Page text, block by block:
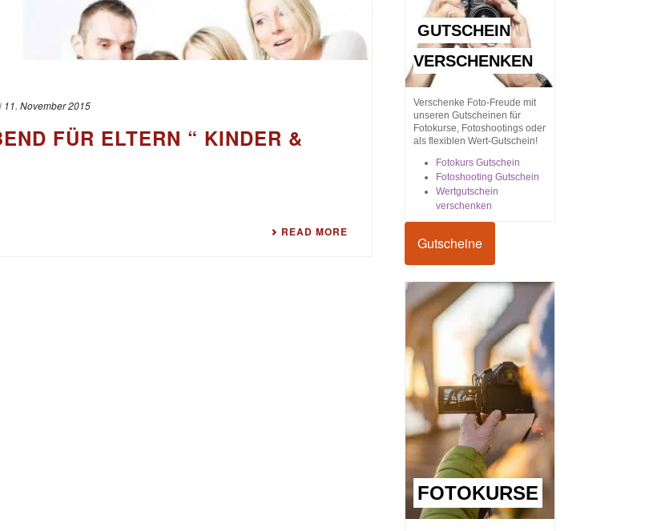
11. November 2015
FÜR ELTERN “ KINDER &
READ MORE
GUTSCHEIN
VERSCHENKEN
Verschenke Foto-Freude mit
unseren Gutscheinen für
Fotokurse, Fotoshootings oder
als flexiblen Wert-Gutschein!
Fotokurs Gutschein
Fotoshooting Gutschein
Wertgutschein
verschenken
Gutscheine
FOTOKURSE